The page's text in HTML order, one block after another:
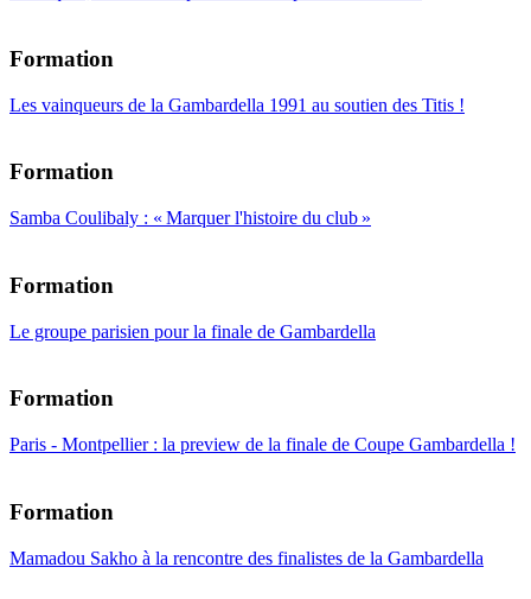
Formation
Les vainqueurs de la Gambardella 1991 au soutien des Titis !
Formation
Samba Coulibaly : « Marquer l'histoire du club »
Formation
Le groupe parisien pour la finale de Gambardella
Formation
Paris - Montpellier : la preview de la finale de Coupe Gambardella !
Formation
Mamadou Sakho à la rencontre des finalistes de la Gambardella